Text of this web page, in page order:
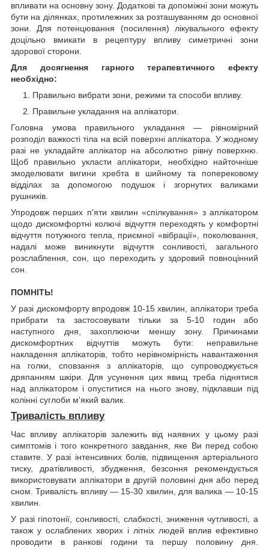
впливати на основну зону. Додаткові та допоміжні зони можуть
бути на ділянках, протилежних за розташуванням до основної
зони. Для потенцювання (посилення) лікувального ефекту
доцільно вмикати в рецептуру впливу симетричні зони
здорової сторони.
Для досягнення гарного терапевтичного ефекту
необхідно:
Правильно вибрати зони, режими та способи впливу.
Правильне укладання на аплікатори.
Головна умова правильного укладання — рівномірний
розподіл важкості тіла на всій поверхні аплікатора. У жодному
разі не укладайте аплікатор на абсолютно рівну поверхню.
Щоб правильно укласти аплікатори, необхідно найточніше
змоделювати вигини хребта в шийному та поперековому
відділах за допомогою подушок і згорнутих валиками
рушників.
Упродовж перших п'яти хвилин «спілкування» з аплікатором
щодо дискомфортні колючі відчуття переходять у комфортні
відчуття потужного тепла, приємної «вібрації», поколювання,
надалі може виникнути відчуття сонливості, загального
розслаблення, сон, що переходить у здоровий повноцінний
сон.
ПОМНІТЬ!
У разі дискомфорту впродовж 10-15 хвилин, аплікатори треба
прибрати та застосовувати тільки за 5-10 годин або
наступного дня, захоплюючи меншу зону. Причинами
дискомфортних відчуттів можуть бути: неправильне
накладення аплікаторів, тобто нерівномірність навантаження
на голки, сповзання з аплікаторів, що супроводжується
дряпанням шкіри. Для усунення цих явищ треба піднятися
над аплікатором і опуститися на нього знову, підклавши під
колінні суглоби м'який валик.
Тривалість впливу
Час впливу аплікаторів залежить від наявних у цьому разі
симптомів і того конкретного завдання, яке Ви перед собою
ставите. У разі інтенсивних болів, підвищення артеріального
тиску, дратівливості, збудження, безсоння рекомендується
використовувати аплікатори в другій половині дня або перед
сном. Тривалість впливу — 15-30 хвилин, для валика — 10-15
хвилин.
У разі гіпотонії, сонливості, слабкості, зниження чутливості, а
також у ослаблених хворих і літніх людей вплив ефективно
проводити в ранкові години та першу половину дня.